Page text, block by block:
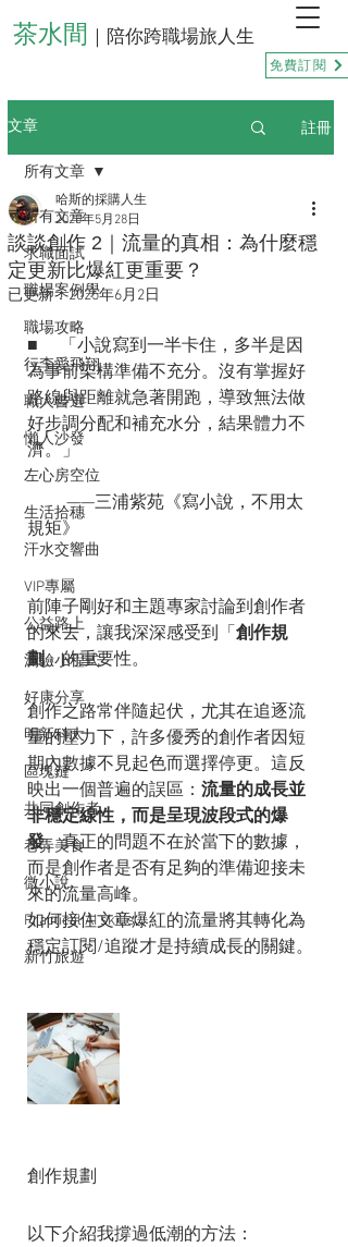
茶水間 ｜陪你跨職場旅人生
免費訂閱
文章 註冊
所有文章
求職面試
職場案例學
職場攻略
行李愛飛翔
職人書選
懶人沙發
左心房空位
生活拾穗
汗水交響曲
VIP專屬
公益路上
測驗小程式
好康分享
明新科大
區塊鏈
共同創作者
巷弄美食
微小說
Practical AI skills
新竹旅遊
所有文章
談談創作 2｜流量的真相：為什麼穩
定更新比爆紅更重要？
哈斯的採購人生
2025年5月28日
已更新：2025年6月2日
■ 　「小說寫到一半卡住，多半是因
為事前架構準備不充分。沒有掌握好
路線與距離就急著開跑，導致無法做
好步調分配和補充水分，結果體力不
濟。」
——三浦紫苑《寫小說，不用太
規矩》
前陣子剛好和主題專家討論到創作者
的來去，讓我深深感受到「 創作規
劃」的重要性。
創作之路常伴隨起伏，尤其在追逐流
量的壓力下，許多優秀的創作者因短
期內數據不見起色而選擇停更。這反
映出一個普遍的誤區： 流量的成長並
非穩定線性，而是呈現波段式的爆
發。真正的問題不在於當下的數據，
而是創作者是否有足夠的準備迎接未
來的流量高峰。
如何接住文章爆紅的流量將其轉化為
穩定訂閱/追蹤才是持續成長的關鍵。
創作規劃
以下介紹我撐過低潮的方法：